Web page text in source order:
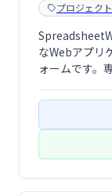
プロジェク
なWebアプリ
ォームです。
成できます。
え、企業は